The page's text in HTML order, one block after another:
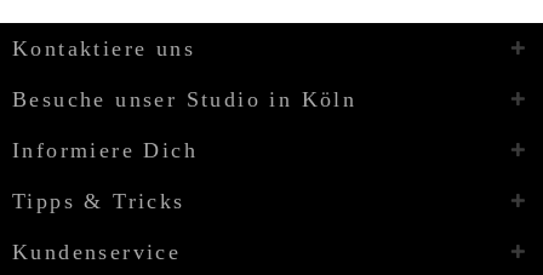
Kontaktiere uns
Besuche unser Studio in Köln
Informiere Dich
Tipps & Tricks
Kundenservice